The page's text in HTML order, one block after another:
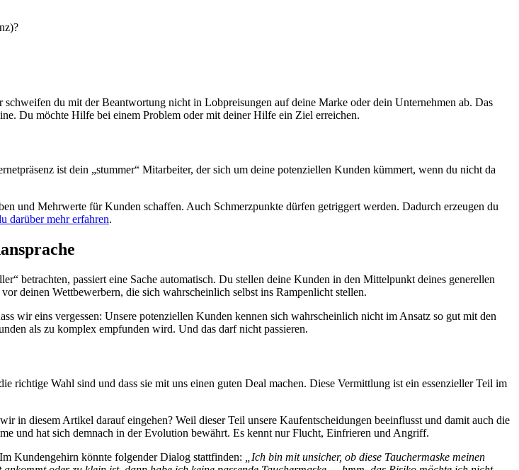
du mit der Beantwortung nicht in Lobpreisungen auf deine Marke oder dein Unternehmen ab. Das
Du möchte Hilfe bei einem Problem oder mit deiner Hilfe ein Ziel erreichen.
ist dein „stummer“ Mitarbeiter, der sich um deine potenziellen Kunden kümmert, wenn du nicht da
und Mehrwerte für Kunden schaffen. Auch Schmerzpunkte dürfen getriggert werden. Dadurch erzeugen du
darüber mehr erfahren.
betrachten, passiert eine Sache automatisch. Du stellen deine Kunden in den Mittelpunkt deines generellen
deinen Wettbewerbern, die sich wahrscheinlich selbst ins Rampenlicht stellen.
wir eins vergessen: Unsere potenziellen Kunden kennen sich wahrscheinlich nicht im Ansatz so gut mit den
als zu komplex empfunden wird. Und das darf nicht passieren.
richtige Wahl sind und dass sie mit uns einen guten Deal machen. Diese Vermittlung ist ein essenzieller Teil im
in diesem Artikel darauf eingehen? Weil dieser Teil unsere Kaufentscheidungen beeinflusst und damit auch die
und hat sich demnach in der Evolution bewährt. Es kennt nur Flucht, Einfrieren und Angriff.
Kundengehirn könnte folgender Dialog stattfinden: „Ich bin mit unsicher, ob diese Tauchermaske meinen